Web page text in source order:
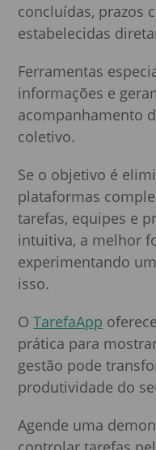
concluídas, prazos
estabelecidas
Ferramentas
informações e
acompanhamento
coletivo.
Se o objetivo é
plataformas
tarefas, equipes e
intuitiva, a melhor
experimentando
isso.
OTarefaApp
prática para
gestão pode
produtividade do
Agende uma